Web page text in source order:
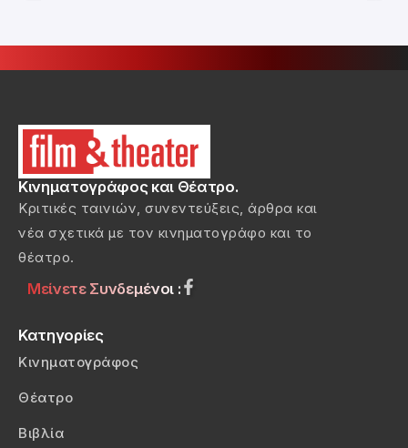
Κινηματογράφος και Θέατρο.
Κριτικές ταινιών, συνεντεύξεις, άρθρα και
νέα σχετικά με τον κινηματογράφο και το
θέατρο.
Μείνετε Συνδεμένοι :
Κατηγορίες
Κινηματογράφος
Θέατρο
Βιβλία